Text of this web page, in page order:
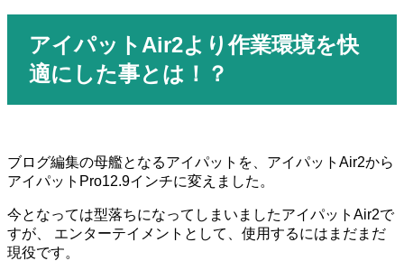
アイパット Air2より作業環境を快
適にした事とは！？
ブログ編集の母艦となるアイパットを、アイパットAir2から
アイパットPro12.9インチに変えました。
今となっては型落ちになってしまいましたアイパットAir2で
すが、 エンターテイメントとして、使用するにはまだまだ
現役です。